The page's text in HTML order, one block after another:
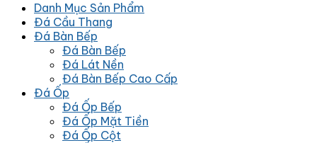
Danh Mục Sản Phẩm
Đá Cầu Thang
Đá Bàn Bếp
Đá Bàn Bếp
Đá Lát Nền
Đá Bàn Bếp Cao Cấp
Đá Ốp
Đá Ốp Bếp
Đá Ốp Mặt Tiền
Đá Ốp Cột